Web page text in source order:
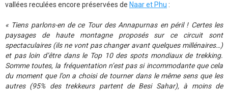
vallées reculées encore préservées de Naar et Phu :
« Tiens parlons-en de ce Tour des Annapurnas en péril ! Certes les
paysages de haute montagne proposés sur ce circuit sont
spectaculaires (ils ne vont pas changer avant quelques millénaires…)
et pas loin d’être dans le Top 10 des spots mondiaux de trekking.
Somme toutes, la fréquentation n’est pas si incommodante que cela
du moment que l’on a choisi de tourner dans le même sens que les
autres (95% des trekkeurs partent de Besi Sahar), à moins de